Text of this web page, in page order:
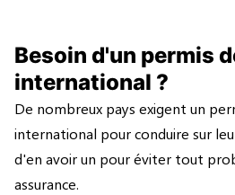
Besoin d'un permis
international ?
De nombreux pays exigent un
international pour conduire sur
d'en avoir un pour éviter tout
assurance.